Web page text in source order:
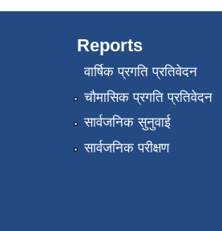
Reports
वार्षिक प्रगति प्रतिवेदन
चौमासिक प्रगति प्रतिवेदन
सार्वजनिक सुनुवाई
सार्वजनिक परीक्षण